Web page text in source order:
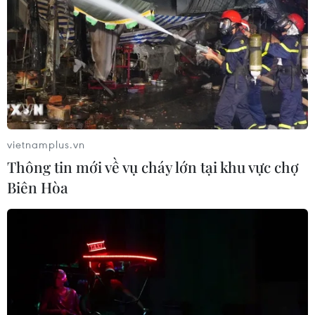
26/09/2021 08:33
Đây được xem là động thái đầu tiên sau khi Ngân hàng
nhân dân Trung Quốc (tức Ngân hàng trung ương Trung
Quốc) tuyên bố tất cả giao dịch tài chính liên quan đến
tiền điện tử là bất hợp pháp.
vietnamplus.vn
Thông tin mới về vụ cháy lớn tại khu vực chợ
Biên Hòa